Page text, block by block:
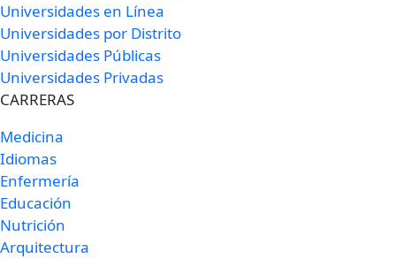
Universidades en Línea
Universidades por Distrito
Universidades Públicas
Universidades Privadas
CARRERAS
Medicina
Idiomas
Enfermería
Educación
Nutrición
Arquitectura